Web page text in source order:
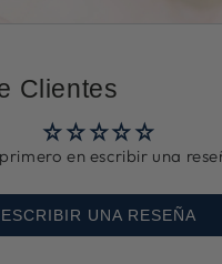
Clientes
en escribir una
ESCRIBIR UNA RESEÑA